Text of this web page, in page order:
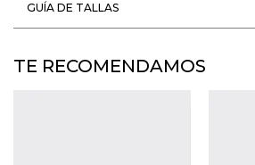
GUÍA DE TALLAS
TE RECOMENDAMOS